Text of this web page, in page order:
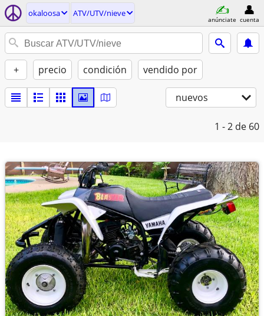
okaloosa ATV/UTV/nieve
anúnciate cuenta
+ precio condición vendido por
nuevos
1 - 2 de 60